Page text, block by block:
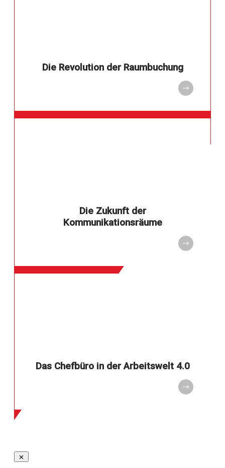
Die Revolution der Raumbuchung
Die Zukunft der
Kommunikationsräume
Das Chefbüro in der Arbeitswelt 4.0